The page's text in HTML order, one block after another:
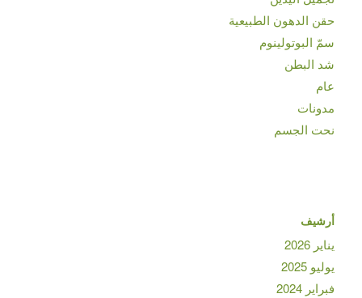
حقن الدهون الطبيعية
سمّ البوتولينوم
شد البطن
عام
مدونات
نحت الجسم
أرشيف
يناير 2026
يوليو 2025
فبراير 2024